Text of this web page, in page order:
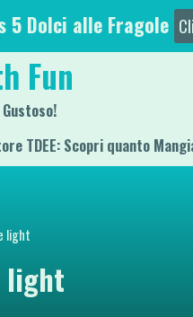
Dolci alle Fragole
Fun
TDEE: Scopri quanto
light
light